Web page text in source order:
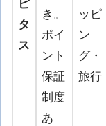
ピ
タ
ス
き。
ポイ
ント
保証
制度
あ
ッピ
ン
グ・
旅行